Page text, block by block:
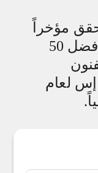
مؤخراً
إنجازاً جديداً بدخوله قائمة أفضل 50
لعام